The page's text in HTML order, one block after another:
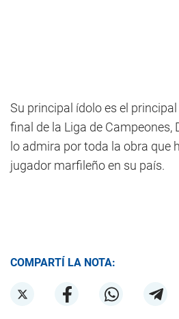
Su principal ídolo es el
final de la Liga de Campeones,
lo admira por toda la obra que
jugador marfileño en su país.
COMPARTÍ LA NOTA: